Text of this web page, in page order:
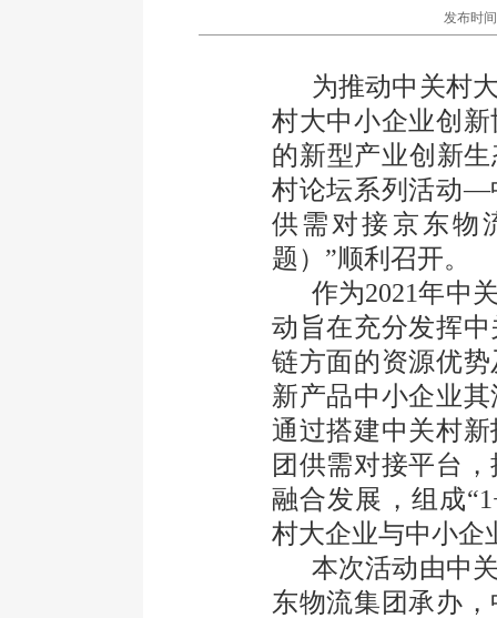
发布时
为推动中关村大
村大中小企业创
的新型产业创新生
村论坛系列活动—
供需对接京东物
题）”顺利召开。
作为2021年中关
动旨在充分发挥
链方面的资源优
新产品中小企业
通过搭建中关村
团供需对接平台
融合发展，组成
村大企业与中小企
本次活动由中关
东物流集团承办